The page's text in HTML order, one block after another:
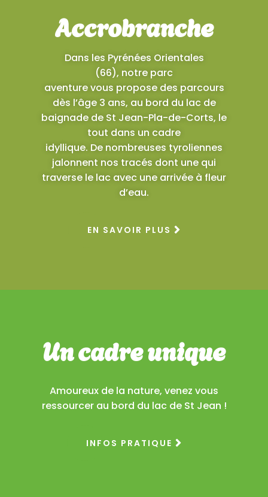
Accrobranche
Dans les Pyrénées Orientales
(66), notre parc
aventure vous propose des parcours
dès l’âge 3 ans, au bord du lac de
baignade de St Jean-Pla-de-Corts, le
tout dans un cadre
idyllique. De nombreuses tyroliennes
jalonnent nos tracés dont une qui
traverse le lac avec une arrivée à fleur
d’eau.
EN SAVOIR PLUS
Un cadre unique
Amoureux de la nature, venez vous
ressourcer au bord du lac de St Jean !
INFOS PRATIQUE